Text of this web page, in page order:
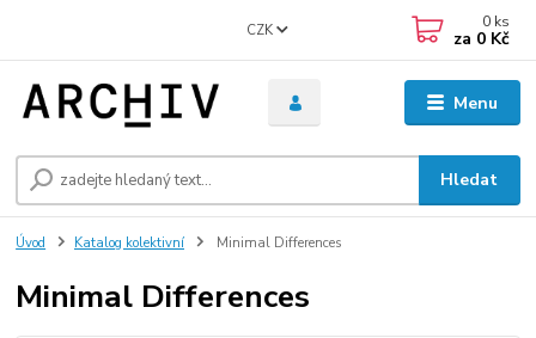
Menu
CZK
Hledat
0 ks
za 0 Kč
Úvod Katalog kolektivní Minimal Differences
Minimal Differences